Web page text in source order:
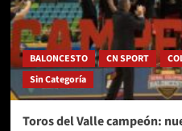
BALONCESTO CN SPORT
Sin Categoría
Toros del Valle campeón: